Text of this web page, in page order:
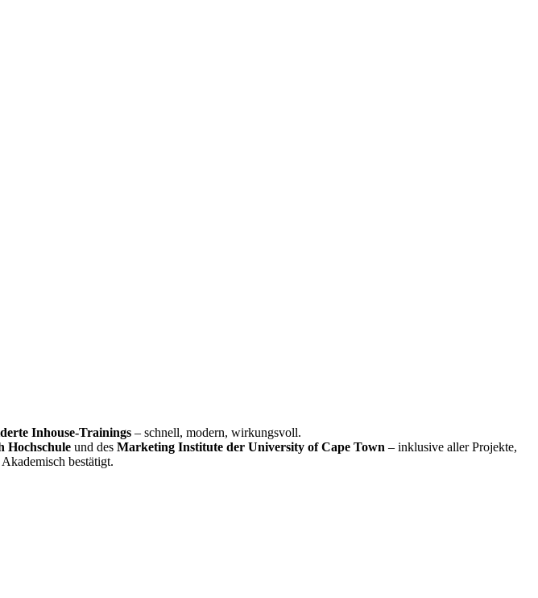
Inhouse-Trainings – schnell, modern, wirkungsvoll.
Hochschule und des Marketing Institute der University of Cape Town – inklusive aller Projekte,
bestätigt.